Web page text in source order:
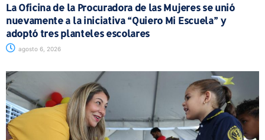
La Oficina de la Procuradora de las Mujeres se unió
nuevamente a la iniciativa “Quiero Mi Escuela” y
adoptó tres planteles escolares
agosto 6, 2026